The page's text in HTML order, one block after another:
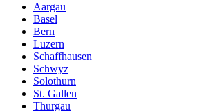
Aargau
Basel
Bern
Luzern
Schaffhausen
Schwyz
Solothurn
St. Gallen
Thurgau